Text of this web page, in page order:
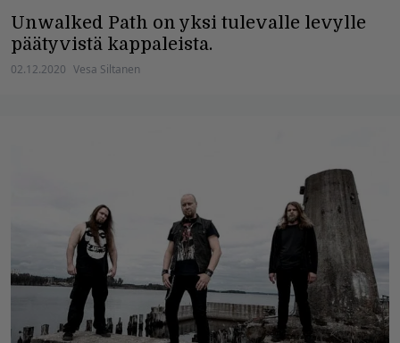
Unwalked Path on yksi tulevalle levylle
päätyvistä kappaleista.
02.12.2020 Vesa Siltanen